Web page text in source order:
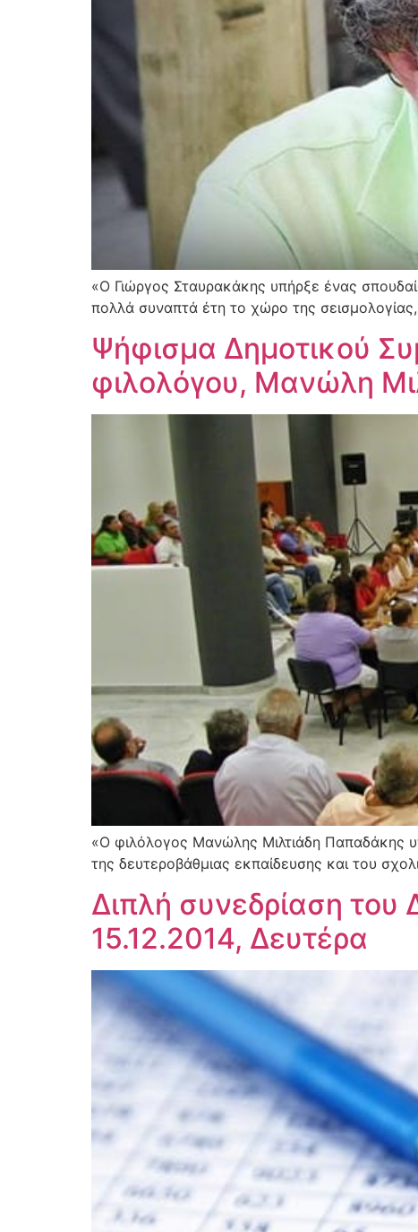
«Ο Γιώργος Σταυρακάκης υπήρξε ένας
πολλά συναπτά έτη το χώρο της
Ψήφισμα Δημοτικού
φιλολόγου, Μανώλη
«Ο φιλόλογος Μανώλης Μιλτιάδη Παπαδάκης
της δευτεροβάθμιας εκπαίδευσης και του
Διπλή συνεδρίαση του
15.12.2014, Δευτέρα